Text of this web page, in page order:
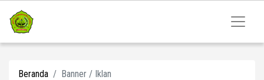
Beranda Banner / Iklan